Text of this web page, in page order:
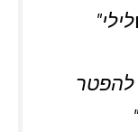
להפטר